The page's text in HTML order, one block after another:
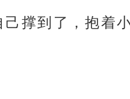
撑到了，抱着